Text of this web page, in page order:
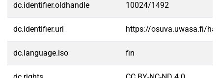
dc.identifier.oldhandle 10024/1492
dc.identifier.uri https://osuva.uwasa.fi/
dc.language.iso fin